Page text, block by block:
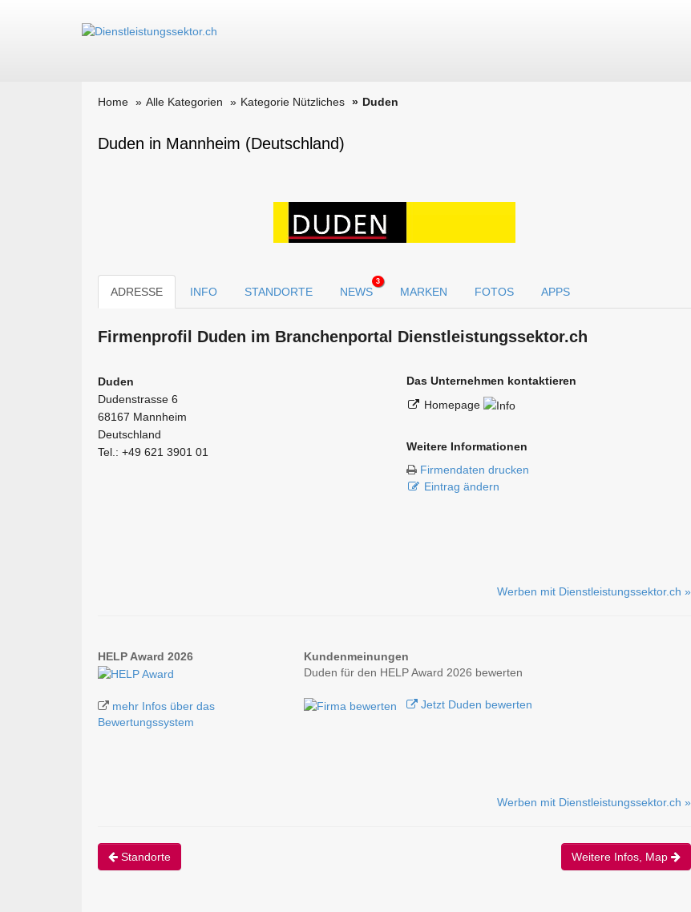
Home Alle Kategorien Kategorie Nützliches Duden
Duden in Mannheim (Deutschland)
ADRESSE INFO STANDORTE NEWS
3
MARKEN FOTOS APPS
Firmen­profil Duden im Branchen­portal Dienstleistungssektor.ch
Duden
Dudenstrasse 6
68167 Mannheim
Deutschland
Tel.: +49 621 3901 01
Das Unternehmen kontaktieren
Homepage
Weitere Informationen
Firmendaten drucken
Eintrag ändern
Werben mit Dienstleistungssektor.ch »
HELP Award 2026
mehr Infos über das
Bewertungssystem
Kundenmeinungen
Duden für den HELP Award 2026 bewerten
Jetzt Duden bewerten
Werben mit Dienstleistungssektor.ch »
Standorte Weitere Infos, Map